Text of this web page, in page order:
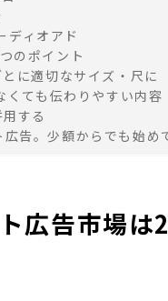
ィオアド
のポイント
に適切なサイズ・尺に
ても伝わりやすい内容
する
告。少額からでも始め
広告市場は